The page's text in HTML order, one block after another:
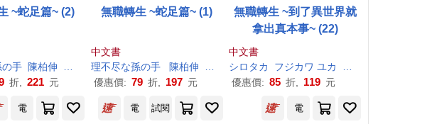
~蛇足篇~ (2)
の手 陳柏伸
シロタカ
折, 221 元
無職轉生 ~蛇足篇~ (1)
中文書
理不尽な孫の手 陳柏伸
シロタカ
優惠價: 79 折, 197 元
無職轉生 ~到了異世界就
拿出真本事~ (22)
中文書
シロタカ
フジカワ ユカ
優惠價: 85 折, 119 元
電 電 試閱 電